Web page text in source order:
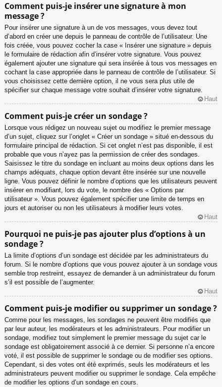
Comment puis-je insérer une signature à mon
message ?
Pour insérer une signature à un de vos messages, vous devez tout
d’abord en créer une depuis le panneau de contrôle de l’utilisateur. Une
fois créée, vous pouvez cocher la case « Insérer une signature » depuis
le formulaire de rédaction afin d’insérer votre signature. Vous pouvez
également ajouter une signature qui sera insérée à tous vos messages en
cochant la case appropriée dans le panneau de contrôle de l’utilisateur. Si
vous choisissez cette dernière option, il ne vous sera plus utile de
spécifier sur chaque message votre souhait d’insérer votre signature.
Haut
Comment puis-je créer un sondage ?
Lorsque vous rédigez un nouveau sujet ou modifiez le premier message
d’un sujet, cliquez sur l’onglet « Créer un sondage » situé en-dessous du
formulaire principal de rédaction. Si cet onglet n’est pas disponible, il est
probable que vous n’ayez pas la permission de créer des sondages.
Saisissez le titre du sondage en incluant au moins deux options dans les
champs adéquats, chaque option devant être insérée sur une nouvelle
ligne. Vous pouvez définir le nombre d’options que les utilisateurs peuvent
insérer en modifiant, lors du vote, le nombre des « Options par
utilisateur ». Vous pouvez également spécifier une limite de temps en
jours et autoriser ou non les utilisateurs à modifier leurs votes.
Haut
Pourquoi ne puis-je pas ajouter plus d’options à un
sondage ?
La limite d’options d’un sondage est décidée par les administrateurs du
forum. Si le nombre d’options que vous pouvez ajouter à un sondage vous
semble trop restreint, essayez de demander à un administrateur du forum
s’il est possible de l’augmenter.
Haut
Comment puis-je modifier ou supprimer un sondage ?
Comme pour les messages, les sondages ne peuvent être modifiés que
par leur auteur, les modérateurs et les administrateurs. Pour modifier un
sondage, modifiez tout simplement le premier message du sujet car le
sondage est obligatoirement associé à ce dernier. Si personne n’a encore
voté, il est possible de supprimer le sondage ou de modifier ses options.
Cependant, si des votes ont été exprimés, seuls les modérateurs et les
administrateurs peuvent modifier ou supprimer le sondage. Cela empêche
de modifier les options d’un sondage en cours.